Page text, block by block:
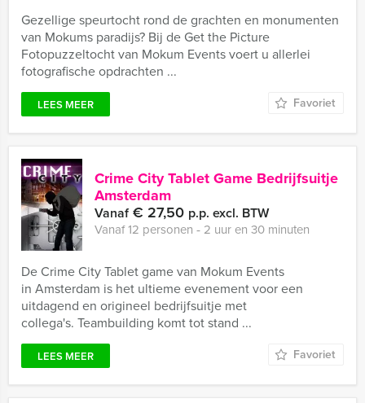
Gezellige speurtocht rond de grachten en monumenten
van Mokums paradijs? Bij de Get the Picture
Fotopuzzeltocht van Mokum Events voert u allerlei
fotografische opdrachten ...
LEES MEER Favoriet
Crime City Tablet Game Bedrijfsuitje
Amsterdam
Vanaf€ 27,50 p.p. excl. BTW
Vanaf 12 personen ‐ 2 uur en 30 minuten
De Crime City Tablet game van Mokum Events
in Amsterdam is het ultieme evenement voor een
uitdagend en origineel bedrijfsuitje met
collega's. Teambuilding komt tot stand ...
LEES MEER Favoriet